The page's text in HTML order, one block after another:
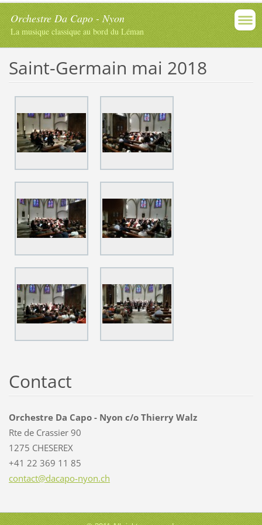
Orchestre Da Capo - Nyon
La musique classique au bord du Léman
Saint-Germain mai 2018
Contact
Orchestre Da Capo - Nyon c/o Thierry Walz
Rte de Crassier 90
1275 CHESEREX
+41 22 369 11 85
contact@dacapo-nyon.ch